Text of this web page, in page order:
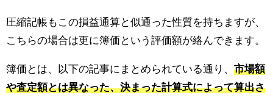
圧縮記帳もこの損益通算と似通った性質を持ちますが、
こちらの場合は更に簿価という評価額が絡んできます。
簿価とは、以下の記事にまとめられている通り、 市場額
や査定額とは異なった、決まった計算式によって算出さ